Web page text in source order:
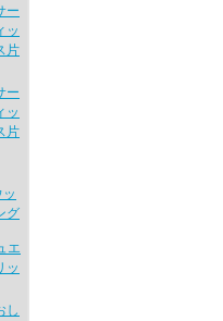
ー
ッ
片
ー
ッ
片
グ
エ
ッ
し